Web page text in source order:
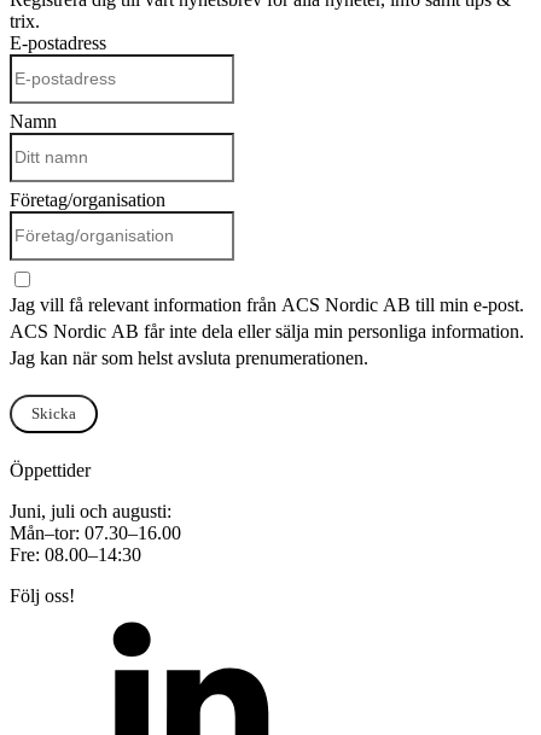
trix.
E-postadress
Namn
Företag/organisation
Jag vill få relevant information från ACS Nordic AB till min e-post.
ACS Nordic AB får inte dela eller sälja min personliga information.
Jag kan när som helst avsluta prenumerationen.
Skicka
Öppettider
Juni, juli och augusti:
Mån–tor: 07.30–16.00
Fre: 08.00–14:30
Följ oss!